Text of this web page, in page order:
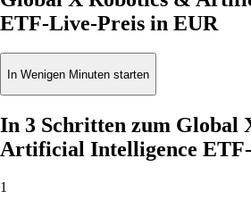
ETF-Live-Preis in EUR
In Wenigen Minuten starten
In 3 Schritten zum Global
Artificial Intelligence
1